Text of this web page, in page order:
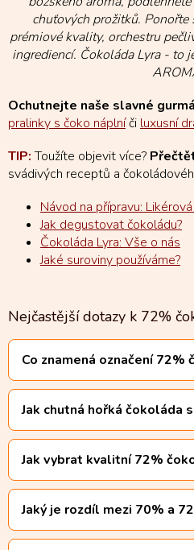
chuťových prožitků.
prémiové kvality, orchestru
ingrediencí. Čokoláda Lyra - to
Ochutnejte naše slavné
pralinky s čoko náplníči luxusní
TIP:Toužíte objevit více?
svádivých receptů a
Návod na přípravu:
Jak degustovat čokoládu?
Čokoláda Lyra: Vše o nás
Jaké suroviny používáme?
Nejčastější dotazy k 72%
Co znamená označení 72%
Jak chutná hořká čokoláda
Jak vybrat kvalitní 72%
Jaký je rozdíl mezi 70% a